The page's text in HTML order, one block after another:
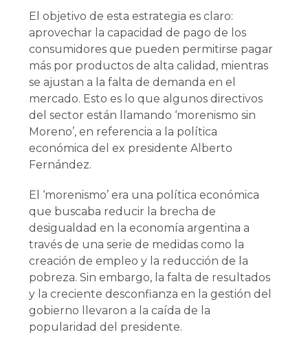
El objetivo de esta estrategia es claro:
aprovechar la capacidad de pago de los
consumidores que pueden permitirse pagar
más por productos de alta calidad, mientras
se ajustan a la falta de demanda en el
mercado. Esto es lo que algunos directivos
del sector están llamando ‘morenismo sin
Moreno’, en referencia a la política
económica del ex presidente Alberto
Fernández.
El ‘morenismo’ era una política económica
que buscaba reducir la brecha de
desigualdad en la economía argentina a
través de una serie de medidas como la
creación de empleo y la reducción de la
pobreza. Sin embargo, la falta de resultados
y la creciente desconfianza en la gestión del
gobierno llevaron a la caída de la
popularidad del presidente.